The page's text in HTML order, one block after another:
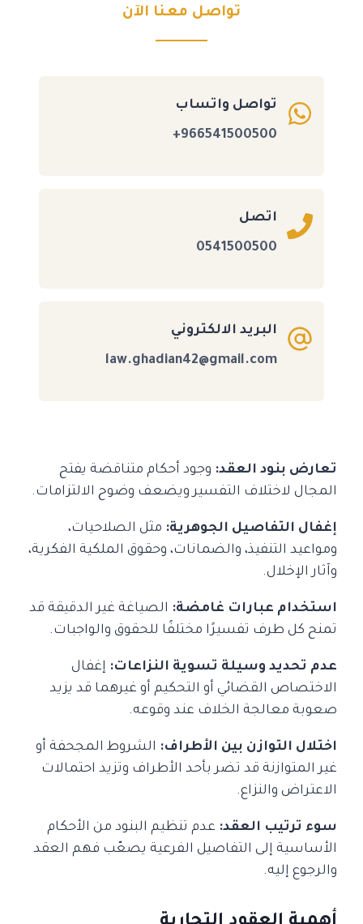
تواصل معنا الآن
تواصل واتساب
966541500500+
اتصل
0541500500
البريد الالكتروني
law.ghadian42@gmail.com
تعارض بنود العقد: وجود أحكام متناقضة يفتح
المجال لاختلاف التفسير ويضعف وضوح الالتزامات.
إغفال التفاصيل الجوهرية: مثل الصلاحيات،
ومواعيد التنفيذ، والضمانات، وحقوق الملكية الفكرية،
وآثار الإخلال.
استخدام عبارات غامضة: الصياغة غير الدقيقة قد
تمنح كل طرف تفسيرًا مختلفًا للحقوق والواجبات.
عدم تحديد وسيلة تسوية النزاعات: إغفال
الاختصاص القضائي أو التحكيم أو غيرهما قد يزيد
صعوبة معالجة الخلاف عند وقوعه.
اختلال التوازن بين الأطراف: الشروط المجحفة أو
غير المتوازنة قد تضر بأحد الأطراف وتزيد احتمالات
الاعتراض والنزاع.
سوء ترتيب العقد: عدم تنظيم البنود من الأحكام
الأساسية إلى التفاصيل الفرعية يصعّب فهم العقد
والرجوع إليه.